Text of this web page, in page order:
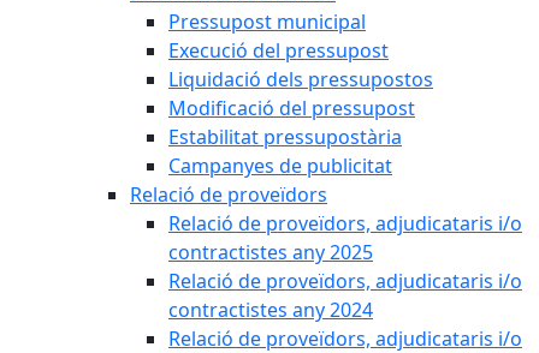
Pressupost municipal
Execució del pressupost
Liquidació dels pressupostos
Modificació del pressupost
Estabilitat pressupostària
Campanyes de publicitat
Relació de proveïdors
Relació de proveïdors, adjudicataris i/o
contractistes any 2025
Relació de proveïdors, adjudicataris i/o
contractistes any 2024
Relació de proveïdors, adjudicataris i/o